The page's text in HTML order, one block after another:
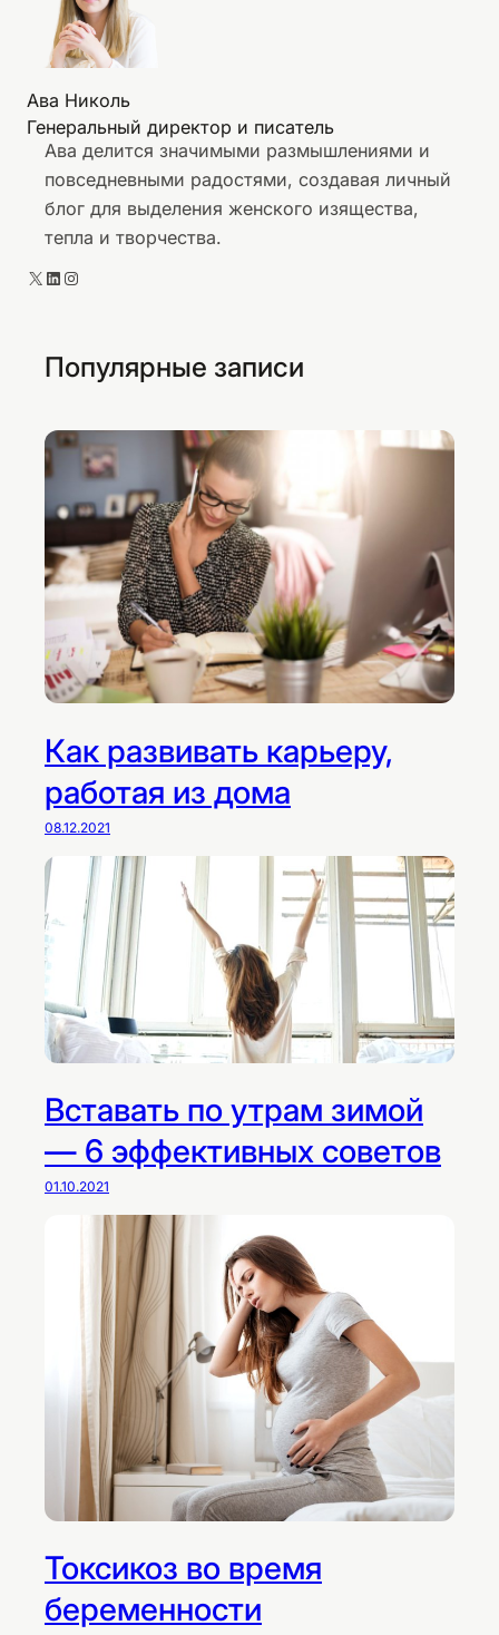
т
р
а
о
в
е
в
т
и
р
е
б
а
н
е
с
ь
?
Ава Николь
Генеральный директор и писатель
Ава делится значимыми размышлениями и
повседневными радостями, создавая личный
блог для выделения женского изящества,
тепла и творчества.
X LinkedIn Instagram
Популярные записи
Как развивать карьеру,
работая из дома
08.12.2021
Вставать по утрам зимой
— 6 эффективных советов
01.10.2021
Токсикоз во время
беременности